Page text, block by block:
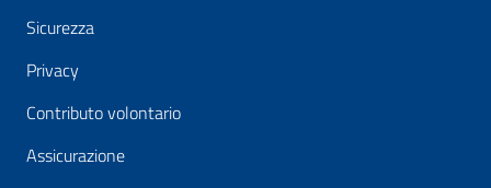
Sicurezza
Privacy
Contributo volontario
Assicurazione